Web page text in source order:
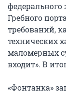
федерального
Гребного
требований,
технических
маломерных
входит». В
«Фонтанка»